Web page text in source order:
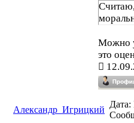
Можно
это
Александр_Игрицкий
Дата: